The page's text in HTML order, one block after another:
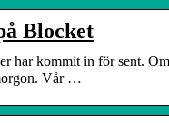
Blocket
har kommit in för sent.
Vår …